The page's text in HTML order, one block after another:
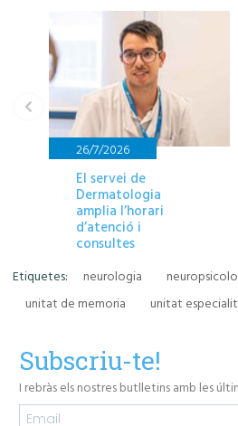
26/7/2026
El servei de
Dermatologia
amplia l’horari
d’atenció i
consultes
Etiquetes: neurologia
unitat de memoria
unitat
Subscriu-te!
I rebràs els nostres butlletins amb les